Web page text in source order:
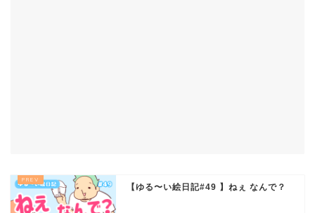
【ゆる〜い絵日記#49 】ねぇ なんで？